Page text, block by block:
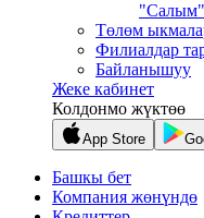
"Салым"
Төлөм
Филиалдар
Байланышуу
Жеке кабинет
Колдонмо жүктөө
App Store
Башкы бет
Компания жөнүндө